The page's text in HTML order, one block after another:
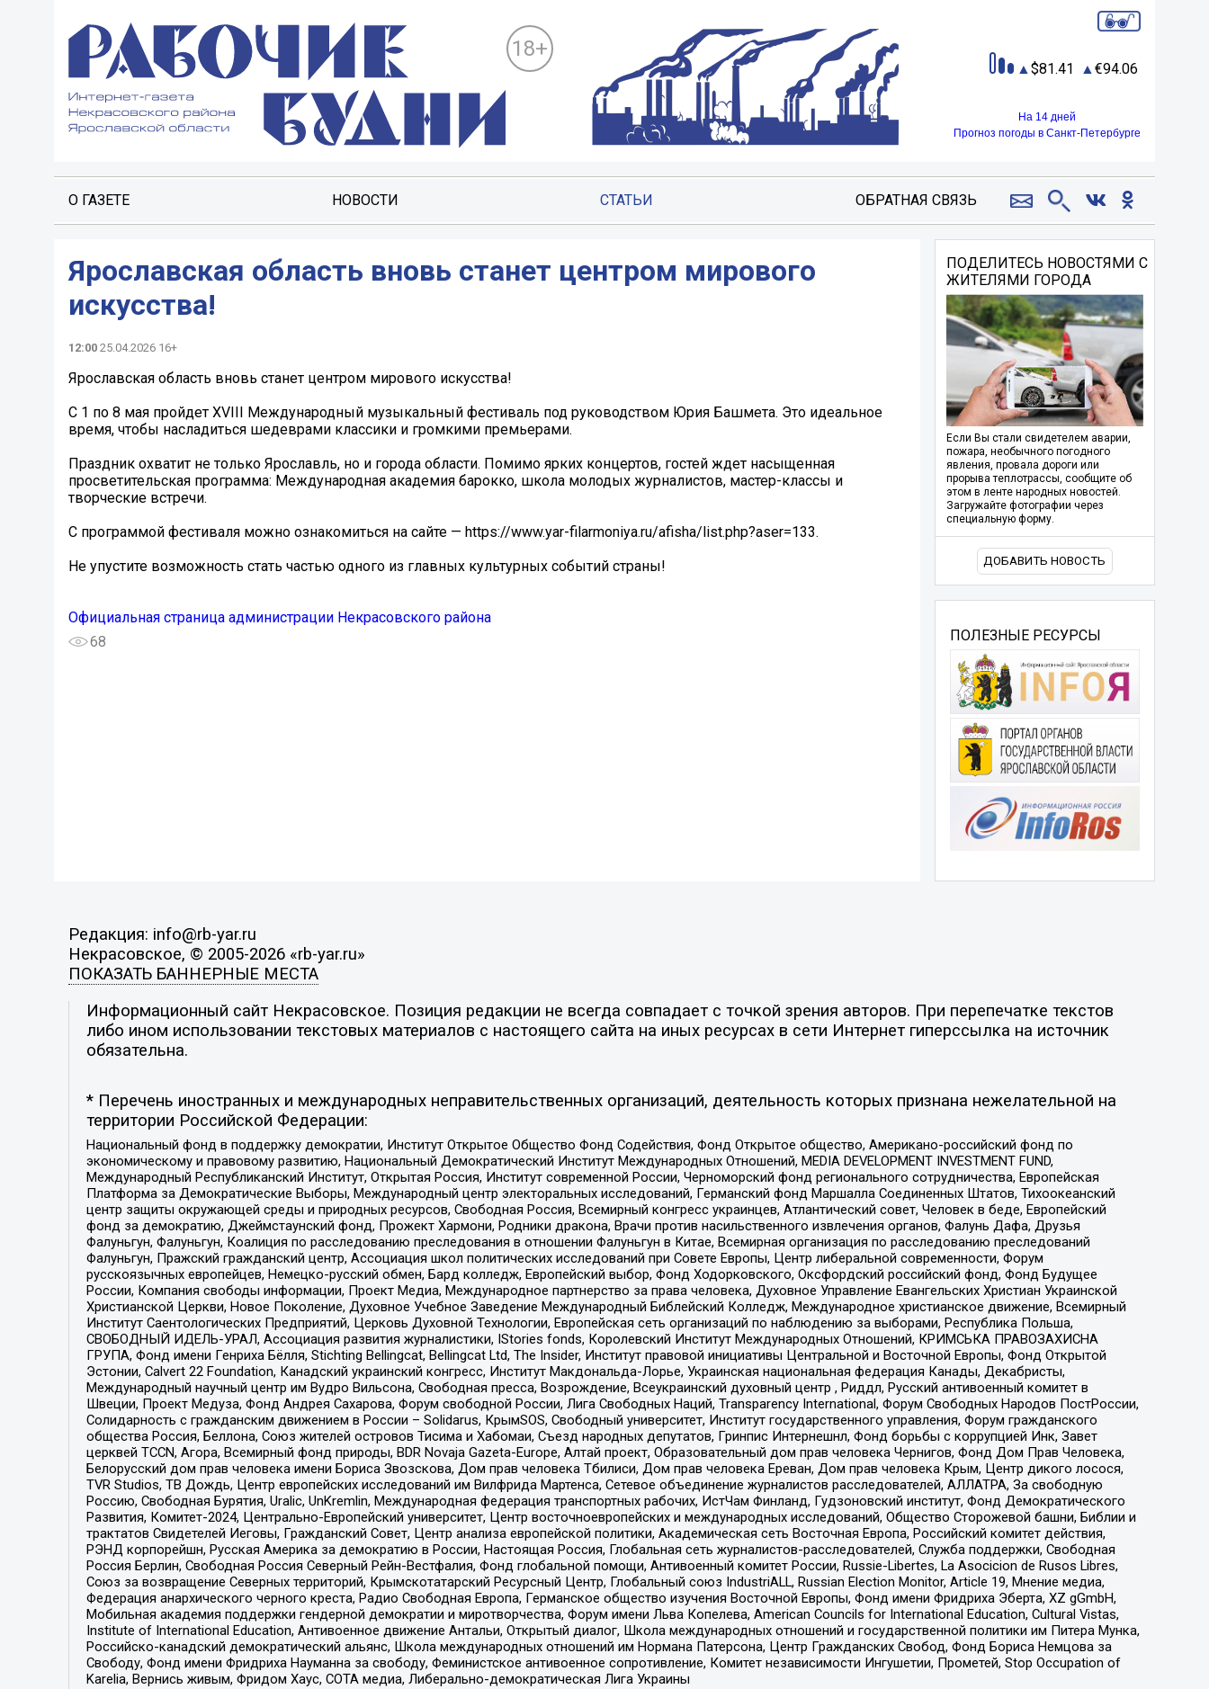
18+
81.41 94.06
На 14 дней
Прогноз погоды в Санкт-Петербурге
О ГАЗЕТЕ НОВОСТИ СТАТЬИ ОБРАТНАЯ СВЯЗЬ
Ярославская область вновь станет центром мирового
искусства!
12:00 25.04.2026 16+
Ярославская область вновь станет центром мирового искусства!
С 1 по 8 мая пройдет XVIII Международный музыкальный фестиваль под руководством Юрия Башмета. Это идеальное
время, чтобы насладиться шедеврами классики и громкими премьерами.
Праздник охватит не только Ярославль, но и города области. Помимо ярких концертов, гостей ждет насыщенная
просветительская программа: Международная академия барокко, школа молодых журналистов, мастер-классы и
творческие встречи.
С программой фестиваля можно ознакомиться на сайте — https://www.yar-filarmoniya.ru/afisha/list.php?aser=133.
Не упустите возможность стать частью одного из главных культурных событий страны!
Официальная страница администрации Некрасовского района
68
ПОДЕЛИТЕСЬ НОВОСТЯМИ С
ЖИТЕЛЯМИ ГОРОДА
Если Вы стали свидетелем аварии,
пожара, необычного погодного
явления, провала дороги или
прорыва теплотрассы, сообщите об
этом в ленте народных новостей.
Загружайте фотографии через
специальную форму.
ДОБАВИТЬ НОВОСТЬ
ПОЛЕЗНЫЕ РЕСУРСЫ
Редакция: info@rb-yar.ru
Некрасовское, © 2005-2026 «rb-yar.ru»
ПОКАЗАТЬ БАННЕРНЫЕ МЕСТА
Информационный сайт Некрасовское. Позиция редакции не всегда совпадает с точкой зрения авторов. При перепечатке текстов
либо ином использовании текстовых материалов с настоящего сайта на иных ресурсах в сети Интернет гиперссылка на источник
обязательна.
* Перечень иностранных и международных неправительственных организаций, деятельность которых признана нежелательной на
территории Российской Федерации:
Национальный фонд в поддержку демократии, Институт Открытое Общество Фонд Содействия, Фонд Открытое общество, Американо-российский фонд по
экономическому и правовому развитию, Национальный Демократический Институт Международных Отношений, MEDIA DEVELOPMENT INVESTMENT FUND,
Международный Республиканский Институт, Открытая Россия, Институт современной России, Черноморский фонд регионального сотрудничества, Европейская
Платформа за Демократические Выборы, Международный центр электоральных исследований, Германский фонд Маршалла Соединенных Штатов, Тихоокеанский
центр защиты окружающей среды и природных ресурсов, Свободная Россия, Всемирный конгресс украинцев, Атлантический совет, Человек в беде, Европейский
фонд за демократию, Джеймстаунский фонд, Прожект Хармони, Родники дракона, Врачи против насильственного извлечения органов, Фалунь Дафа, Друзья
Фалуньгун, Фалуньгун, Коалиция по расследованию преследования в отношении Фалуньгун в Китае, Всемирная организация по расследованию преследований
Фалуньгун, Пражский гражданский центр, Ассоциация школ политических исследований при Совете Европы, Центр либеральной современности, Форум
русскоязычных европейцев, Немецко-русский обмен, Бард колледж, Европейский выбор, Фонд Ходорковского, Оксфордский российский фонд, Фонд Будущее
России, Компания свободы информации, Проект Медиа, Международное партнерство за права человека, Духовное Управление Евангельских Христиан Украинской
Христианской Церкви, Новое Поколение, Духовное Учебное Заведение Международный Библейский Колледж, Международное христианское движение, Всемирный
Институт Саентологических Предприятий, Церковь Духовной Технологии, Европейская сеть организаций по наблюдению за выборами, Республика Польша,
СВОБОДНЫЙ ИДЕЛЬ-УРАЛ, Ассоциация развития журналистики, IStories fonds, Королевский Институт Международных Отношений, КРИМСЬКА ПРАВОЗАХИСНА
ГРУПА, Фонд имени Генриха Бёлля, Stichting Bellingcat, Bellingcat Ltd, The Insider, Институт правовой инициативы Центральной и Восточной Европы, Фонд Открытой
Эстонии, Calvert 22 Foundation, Канадский украинский конгресс, Институт Макдональда-Лорье, Украинская национальная федерация Канады, Декабристы,
Международный научный центр им Вудро Вильсона, Свободная пресса, Возрождение, Всеукраинский духовный центр , Риддл, Русский антивоенный комитет в
Швеции, Проект Медуза, Фонд Андрея Сахарова, Форум свободной России, Лига Свободных Наций, Transparеncy International, Форум Свободных Народов ПостРоссии,
Солидарность с гражданским движением в России – Solidarus, КрымSOS, Свободный университет, Институт государственного управления, Форум гражданского
общества Россия, Беллона, Союз жителей островов Тисима и Хабомаи, Съезд народных депутатов, Гринпис Интернешнл, Фонд борьбы с коррупцией Инк, Завет
церквей TCCN, Агора, Всемирный фонд природы, BDR Novaja Gazeta-Europe, Алтай проект, Образовательный дом прав человека Чернигов, Фонд Дом Прав Человека,
Белорусский дом прав человека имени Бориса Звозскова, Дом прав человека Тбилиси, Дом прав человека Ереван, Дом прав человека Крым, Центр дикого лосося,
TVR Studios, ТВ Дождь, Центр европейских исследований им Вилфрида Мартенса, Сетевое объединение журналистов расследователей, АЛЛАТРА, За свободную
Россию, Свободная Бурятия, Uralic, UnKremlin, Международная федерация транспортных рабочих, ИстЧам Финланд, Гудзоновский институт, Фонд Демократического
Развития, Комитет-2024, Центрально-Европейский университет, Центр восточноевропейских и международных исследований, Общество Сторожевой башни, Библии и
трактатов Свидетелей Иеговы, Гражданский Совет, Центр анализа европейской политики, Академическая сеть Восточная Европа, Российский комитет действия,
РЭНД корпорейшн, Русская Америка за демократию в России, Настоящая Россия, Глобальная сеть журналистов-расследователей, Служба поддержки, Свободная
Россия Берлин, Свободная Россия Северный Рейн-Вестфалия, Фонд глобальной помощи, Антивоенный комитет России, Russie-Libertes, La Asocicion de Rusos Libres,
Союз за возвращение Северных территорий, Крымскотатарский Ресурсный Центр, Глобальный союз IndustriALL, Russian Election Monitor, Article 19, Мнение медиа,
Федерация анархического черного креста, Радио Свободная Европа, Германское общество изучения Восточной Европы, Фонд имени Фридриха Эберта, XZ gGmbH,
Мобильная академия поддержки гендерной демократии и миротворчества, Форум имени Льва Копелева, American Councils for International Education, Cultural Vistas,
Institute of International Education, Антивоенное движение Антальи, Открытый диалог, Школа международных отношений и государственной политики им Питера Мунка,
Российско-канадский демократический альянс, Школа международных отношений им Нормана Патерсона, Центр Гражданских Свобод, Фонд Бориса Немцова за
Свободу, Фонд имени Фридриха Науманна за свободу, Феминистское антивоенное сопротивление, Комитет независимости Ингушетии, Прометей, Stop Occupation of
Karelia, Вернись живым, Фридом Хаус, СОТА медиа, Либерально-демократическая Лига Украины